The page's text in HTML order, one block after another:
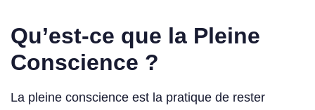
Qu’est-ce que la Pleine
Conscience ?
La pleine conscience est la pratique de rester